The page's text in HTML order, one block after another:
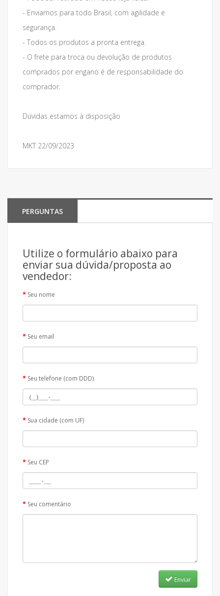
- Enviamos para todo Brasil, com agilidade e
segurança.
- Todos os produtos a pronta entrega.
- O frete para troca ou devolução de produtos
comprados por engano é de responsabilidade do
comprador.
Dúvidas estamos à disposição
MKT 22/09/2023
PERGUNTAS
Utilize o formulário abaixo para
enviar sua dúvida/proposta ao
vendedor:
Seu nome
Seu email
Seu telefone (com DDD)
Sua cidade (com UF)
Seu CEP
Seu comentário
Enviar